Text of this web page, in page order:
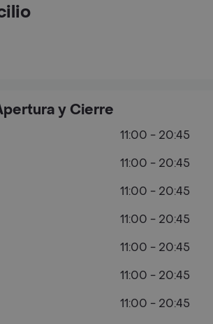
y Cierre
11:00 - 20:45
11:00 - 20:45
11:00 - 20:45
11:00 - 20:45
11:00 - 20:45
11:00 - 20:45
11:00 - 20:45